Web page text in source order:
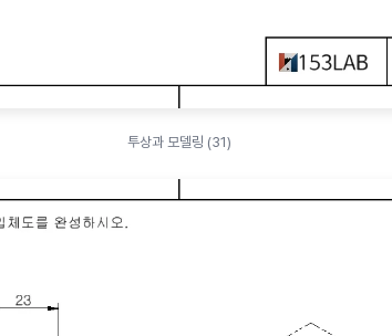
투상과 모델링 (31)